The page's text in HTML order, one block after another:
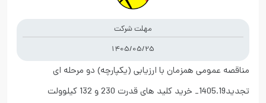
مهلت شرکت
1405/05/25
مناقصه عمومی همزمان با ارزیابی (یکپارچه) دو مرحله ای
تجدید1405.19_ خرید کلید های قدرت 230 و 132 کیلوولت